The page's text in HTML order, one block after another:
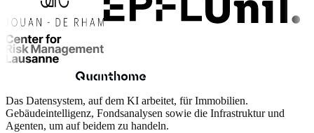
Das Datensystem, auf dem KI arbeitet, für Immobilien.
Gebäudeintelligenz, Fondsanalysen sowie die Infrastruktur und
Agenten, um auf beidem zu handeln.